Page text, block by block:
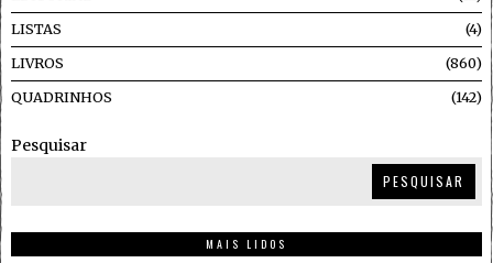
LISTAS 4
LIVROS 860
QUADRINHOS 142
Pesquisar
PESQUISAR
MAIS LIDOS